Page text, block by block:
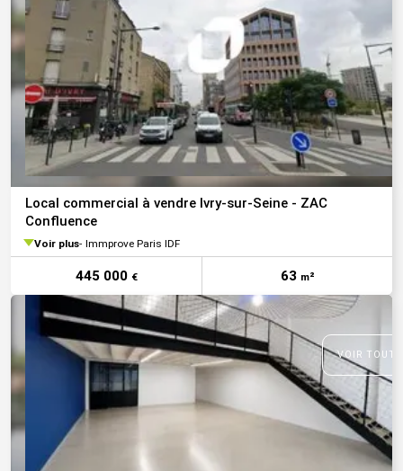
Local commercial à vendre Ivry-sur-Seine - ZAC
Confluence
Voir plus Immprove Paris IDF
445 000 € 63 m²
VOIR